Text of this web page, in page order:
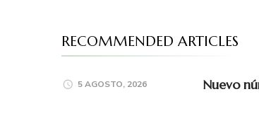
RECOMMENDED ARTICLES
5 AGOSTO, 2026 Nuevo